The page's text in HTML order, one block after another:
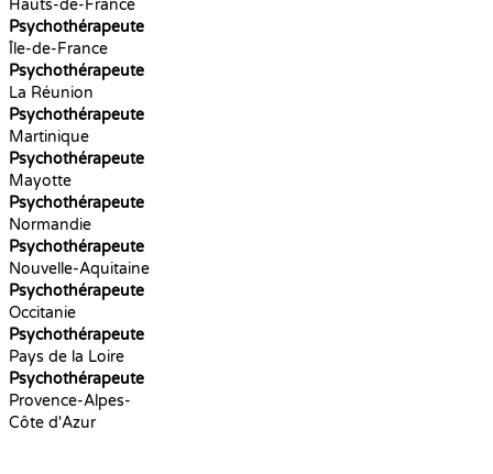
Hauts-de-France
Psychothérapeute
Île-de-France
Psychothérapeute
La Réunion
Psychothérapeute
Martinique
Psychothérapeute
Mayotte
Psychothérapeute
Normandie
Psychothérapeute
Nouvelle-Aquitaine
Psychothérapeute
Occitanie
Psychothérapeute
Pays de la Loire
Psychothérapeute
Provence-Alpes-
Côte d'Azur